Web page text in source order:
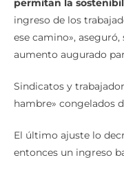
permitan la
ingreso de los
ese camino»,
aumento augurado
Sindicatos y
hambre» congelados
El último ajuste lo
entonces un ingreso